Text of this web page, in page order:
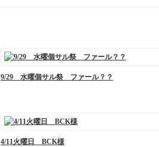
9/29 水曜個サル祭 ファール？？
4/11火曜日 BCK様